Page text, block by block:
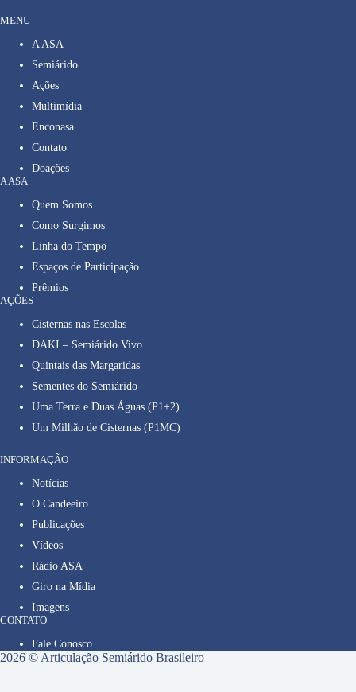
MENU
A ASA
Semiárido
Ações
Multimídia
Enconasa
Contato
Doações
A ASA
Quem Somos
Como Surgimos
Linha do Tempo
Espaços de Participação
Prêmios
AÇÕES
Cisternas nas Escolas
DAKI – Semiárido Vivo
Quintais das Margaridas
Sementes do Semiárido
Uma Terra e Duas Águas (P1+2)
Um Milhão de Cisternas (P1MC)
INFORMAÇÃO
Notícias
O Candeeiro
Publicações
Vídeos
Rádio ASA
Giro na Mídia
Imagens
CONTATO
Fale Conosco
2026 © Articulação Semiárido Brasileiro